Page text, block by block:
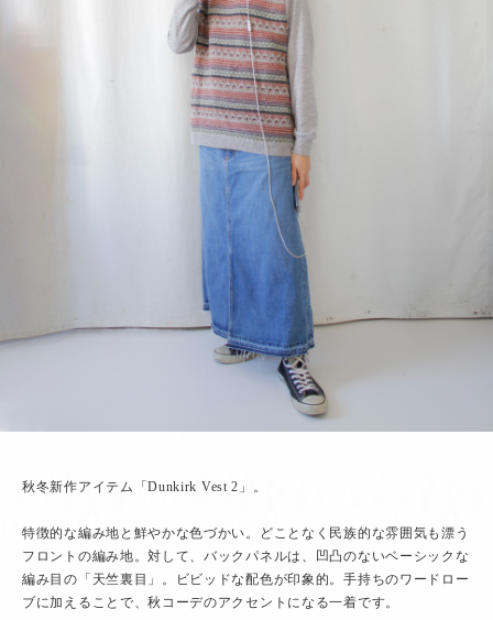
秋冬新作アイテム「Dunkirk Vest 2」。
特徴的な編み地と鮮やかな色づかい。どことなく民族的な雰囲気も漂う
フロントの編み地。対して、バックパネルは、凹凸のないベーシックな
編み目の「天竺裏目」。ビビッドな配色が印象的。手持ちのワードロー
ブに加えることで、秋コーデのアクセントになる一着です。